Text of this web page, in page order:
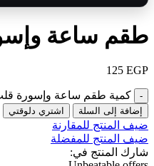
طقم ساعة
125 EGP
كمية طقم ساعة وإسورة
إضافة إلى السلة اشتري دلوقتي
ضيف المنتج للمقارنة
ضيف المنتج للمفضلة
شارك المنتج في: